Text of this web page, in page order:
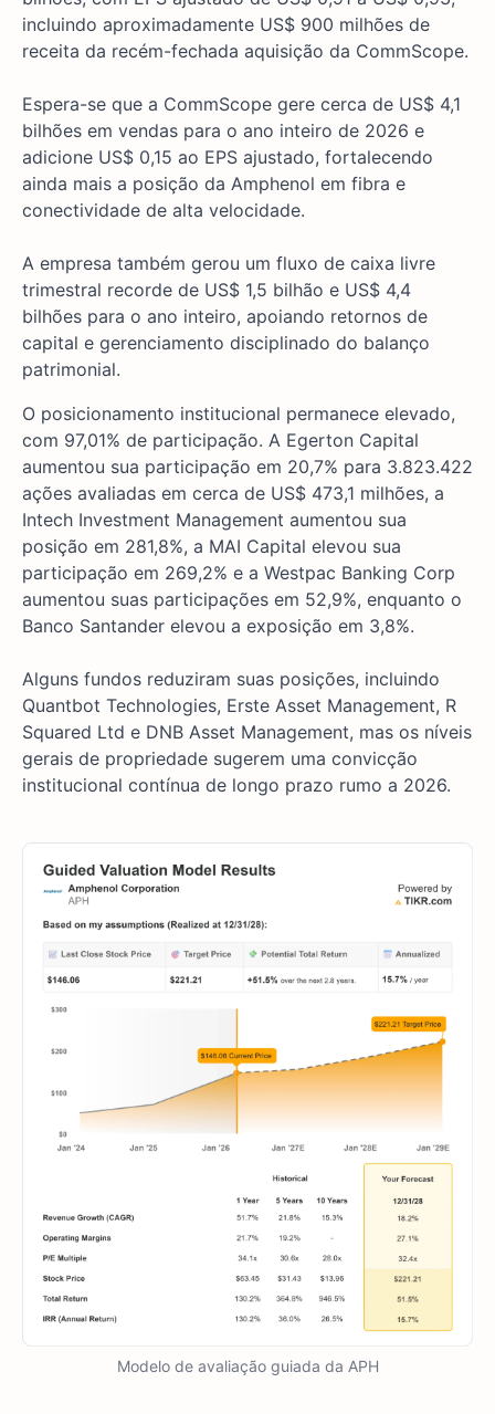
incluindo aproximadamente US$ 900 milhões de
receita da recém-fechada aquisição da CommScope.
Espera-se que a CommScope gere cerca de US$ 4,1
bilhões em vendas para o ano inteiro de 2026 e
adicione US$ 0,15 ao EPS ajustado, fortalecendo
ainda mais a posição da Amphenol em fibra e
conectividade de alta velocidade.
A empresa também gerou um fluxo de caixa livre
trimestral recorde de US$ 1,5 bilhão e US$ 4,4
bilhões para o ano inteiro, apoiando retornos de
capital e gerenciamento disciplinado do balanço
patrimonial.
O posicionamento institucional permanece elevado,
com 97,01% de participação. A Egerton Capital
aumentou sua participação em 20,7% para 3.823.422
ações avaliadas em cerca de US$ 473,1 milhões, a
Intech Investment Management aumentou sua
posição em 281,8%, a MAI Capital elevou sua
participação em 269,2% e a Westpac Banking Corp
aumentou suas participações em 52,9%, enquanto o
Banco Santander elevou a exposição em 3,8%.
Alguns fundos reduziram suas posições, incluindo
Quantbot Technologies, Erste Asset Management, R
Squared Ltd e DNB Asset Management, mas os níveis
gerais de propriedade sugerem uma convicção
institucional contínua de longo prazo rumo a 2026.
Modelo de avaliação guiada da APH